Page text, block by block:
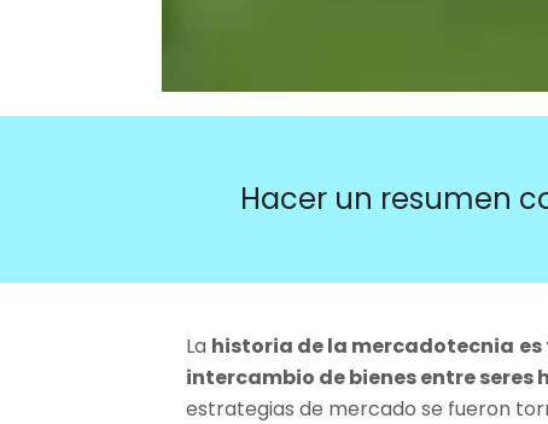
Hacer un resumen
La historia de la mercadotecnia
intercambio de bienes entre seres
estrategias de mercado se fueron